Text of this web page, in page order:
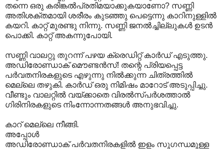
തന്നെ ഒരു കരിങ്കല്‍പ്രതിമയാക്കുകയാണോ? സണ്ണി
അതിശക്തമായി ശരീരം കുടഞ്ഞു പെട്ടെന്നു കാറിനുള്ളില്‍
കയറി. കാറ്റ് മുരണ്ടു നിന്നു. സണ്ണി ജനല്‍ച്ചില്ലുകള്‍ ഉടന്‍
പൊക്കി. കാറ്റ് അകന്നുപോയി.
സണ്ണി വാലറ്റു തുറന്ന് പഴയ ക്രെഡിറ്റ് കാര്‍ഡ് എടുത്തു.
അഡിരോണ്ഡാക് മൌണ്ടന്‍സ്! തന്റെ പ്രിയപ്പെട്ട
പര്‍വതനിരകളുടെ എഴുന്നു നില്‍ക്കുന്ന ചിത്രത്തില്‍
മെല്ലെ തഴുകി. കാര്‍ഡ് ഒരു നിമിഷം മാറോട് അടുപ്പിച്ചു.
വീണ്ടും വാലറ്റില്‍ വയ്ക്കാതെ വിരല്‍സ്പര്‍‍ശത്താല്‍
ഗിരിനിരകളുടെ നിംന്നോന്നതങ്ങള്‍ അനുഭവിച്ചു.
കാറ് മെല്ലെ നീങ്ങി.
അപ്പോള്‍
അഡിരോണ്ഡാക് പര്‍വതനിരകളില്‍ ഇളം സുഗന്ധമുള്ള